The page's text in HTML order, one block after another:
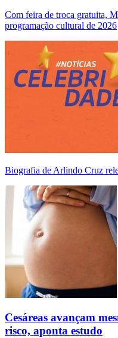
Com feira de troca gratuita,
programação cultural de 2026
Biografia de Arlindo Cruz
Cesáreas avançam
risco, aponta estudo